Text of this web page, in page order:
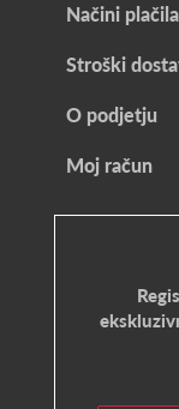
Načini plačila
Stroški
O podjetju
Moj račun